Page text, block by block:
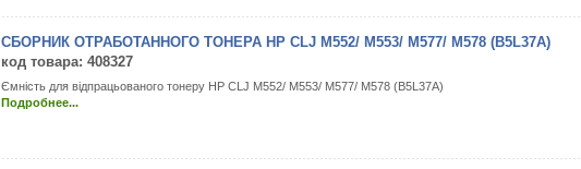
СБОРНИК ОТРАБОТАННОГО ТОНЕРА HP CLJ M552/ M553/ M577/ M578 (B5L37A)
код товара: 408327
Ємність для відпрацьованого тонеру HP CLJ M552/ M553/ M577/ M578 (B5L37A)
Подробнее...